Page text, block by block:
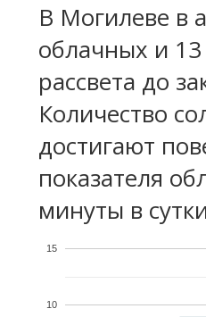
В Могилеве в
облачных и
рассвета до
Количество
достигают
показателя
минуты в
10
15